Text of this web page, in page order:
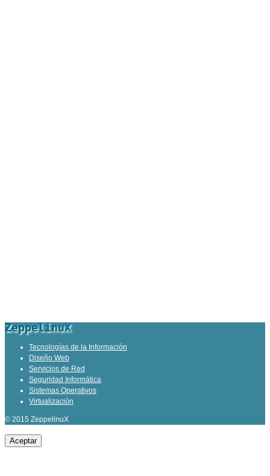
ZeppelinuX
Tecnologías de la Información
Diseño Web
Servicios de Red
Seguridad Informática
Sistemas Operativos
Virtualización
© 2015 ZeppelinuX
Aceptar